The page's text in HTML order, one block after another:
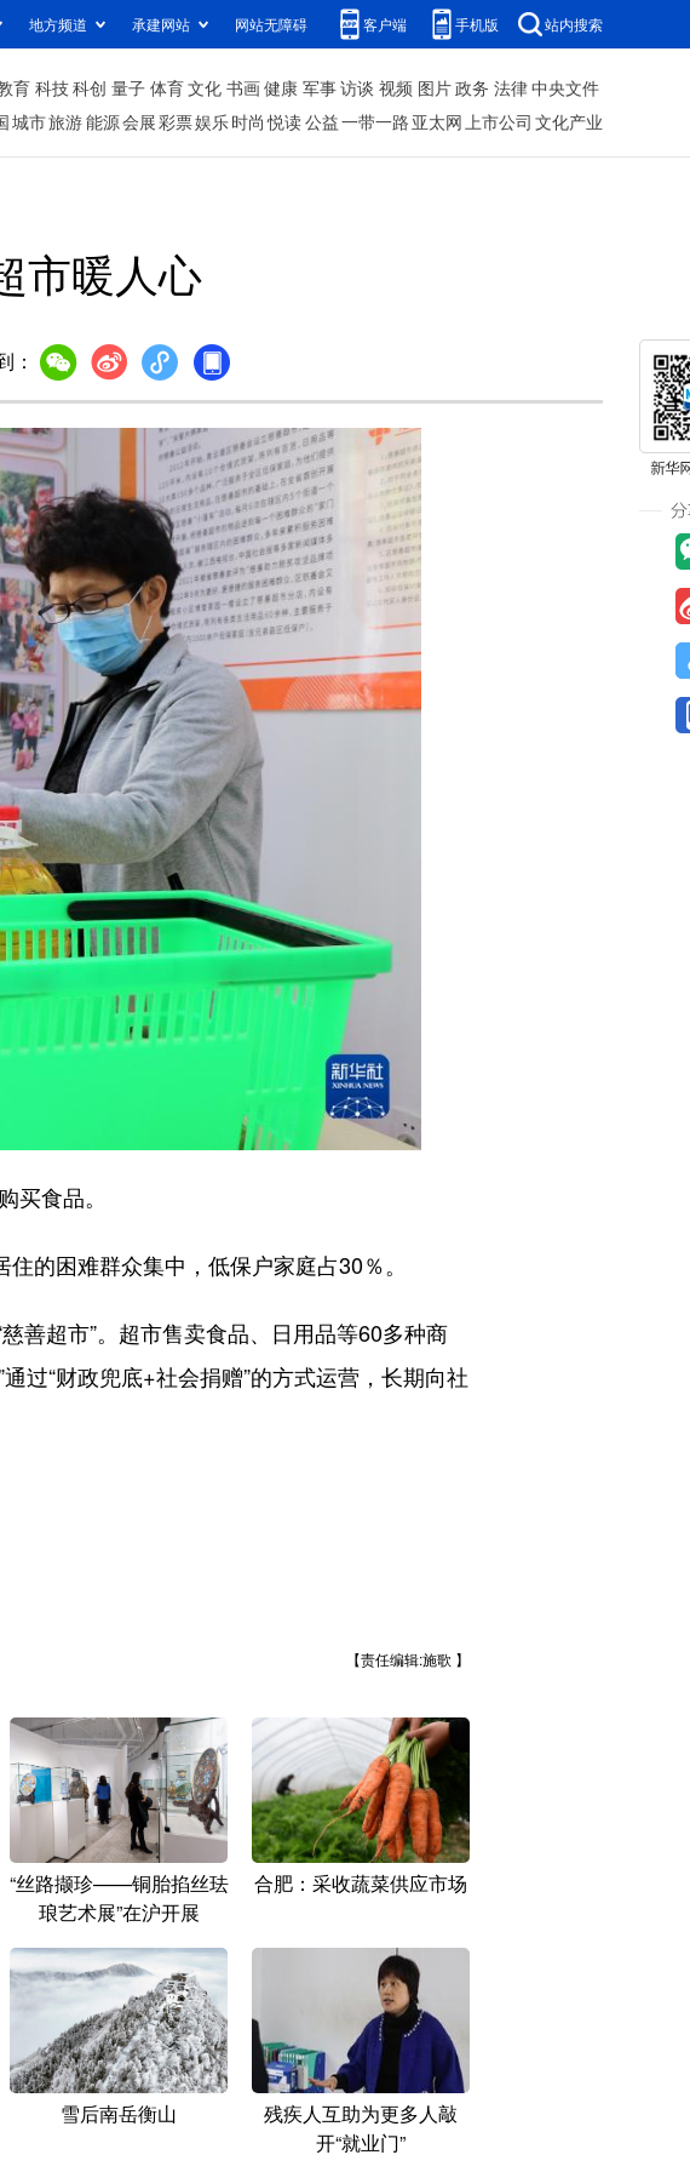
地方频道 承建网站 网站无障碍 客户端 手机版 站内搜索
育 科技科创 量子 体育文化 书画健康 军事访谈 视频 图片政务 法律中央文件
城市旅游能源会展彩票娱乐时尚 悦读公益一带一路 亚太网上市公司 文化产业
市暖人心
：
食品。
的困难群众集中，低保户家庭占30％。
超市”。超市售卖食品、日用品等60多种商
过“财政兜底+社会捐赠”的方式运营，长期向社
【责任编辑:施歌 】
“丝路撷珍——铜胎掐丝珐
琅艺术展”在沪开展
合肥：采收蔬菜供应市场
雪后南岳衡山
残疾人互助为更多人敲
开“就业门”